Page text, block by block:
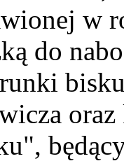
w
do